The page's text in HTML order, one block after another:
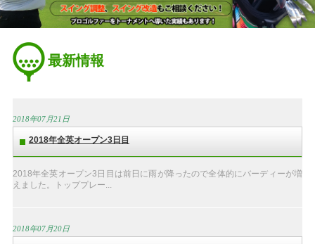
アクセス
お問い合わせ
最新情報
2018年07月21日
2018年全英オープン3日目
2018年全英オープン3日目は前日に雨が降ったので全体的にバーディーが増
えました。トッププレー...
2018年07月20日